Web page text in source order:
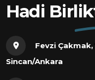
Hadi
Fevzi Çakmak,
Sincan/Ankara